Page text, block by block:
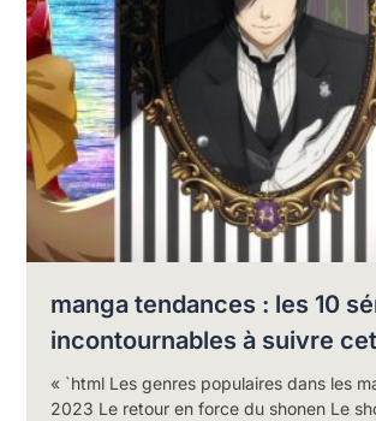
manga tendances : les 10
incontournables à suivre
« `html Les genres populaires dans les
2023 Le retour en force du shonen Le